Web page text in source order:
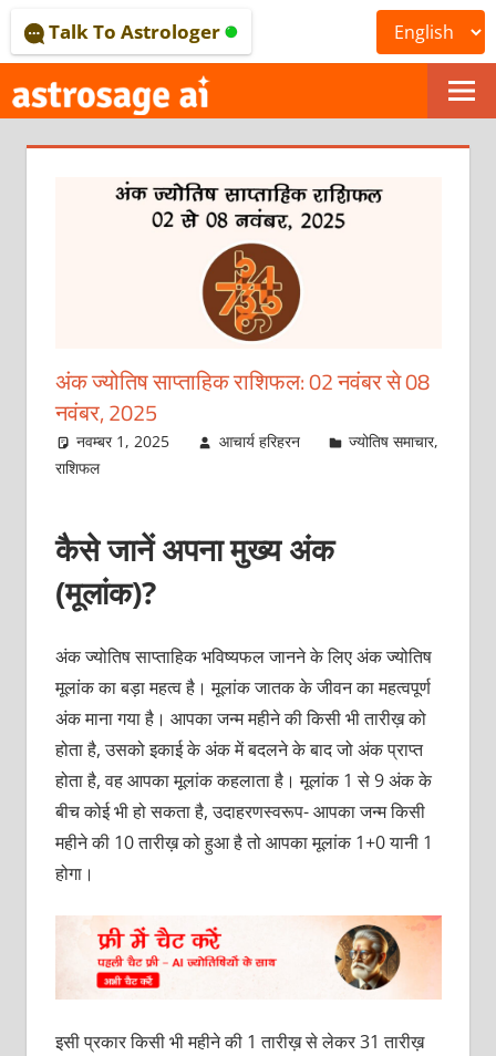
to
content
ONLINE
ASTROLOGICAL
JOURNAL
–
ASTROSAGE
MAGAZINE
Talk To Astrologer
अंक ज्योतिष साप्ताहिक राशिफल: 02 नवंबर से 08
नवंबर, 2025
नवम्बर 1, 2025 आचार्य हरिहरन ज्योतिष समाचार,
राशिफल
कैसे जानें अपना मुख्य अंक
(मूलांक)?
अंक ज्योतिष साप्ताहिक भविष्यफल जानने के लिए अंक ज्योतिष
मूलांक का बड़ा महत्व है। मूलांक जातक के जीवन का महत्वपूर्ण
अंक माना गया है। आपका जन्म महीने की किसी भी तारीख़ को
होता है, उसको इकाई के अंक में बदलने के बाद जो अंक प्राप्त
होता है, वह आपका मूलांक कहलाता है। मूलांक 1 से 9 अंक के
बीच कोई भी हो सकता है, उदाहरणस्वरूप- आपका जन्म किसी
महीने की 10 तारीख़ को हुआ है तो आपका मूलांक 1+0 यानी 1
होगा।
इसी प्रकार किसी भी महीने की 1 तारीख़ से लेकर 31 तारीख़